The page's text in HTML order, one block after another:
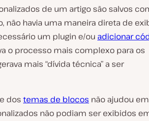
de um artigo são salvos
não havia uma maneira direta de
um plugin e/ou adicionar
o processo mais complexo para os
mais “dívida técnica” a ser
dos temas de blocos não ajudou em
não podiam ser exibidos